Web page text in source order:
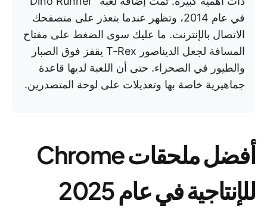
في عام 2014، وتظهر عندما يتعذر على متصفحك
الاتصال بالإنترنت. ما عليك سوى الضغط على مفتاح
المسافة لجعل الديناصور T-Rex يقفز فوق الصبار
والطيور في الصحراء. حتى أن اللعبة لديها قاعدة
جماهيرية خاصة بها وتعديلات على لوحة المتصدرين.
أفضل ملحقات Chrome
للإنتاجية في عام 2025